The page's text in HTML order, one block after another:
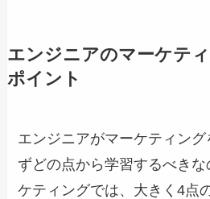
エンジニアのマーケテ
ポイント
エンジニアがマーケティン
ずどの点から学習するべき
ケティングでは、大きく4点